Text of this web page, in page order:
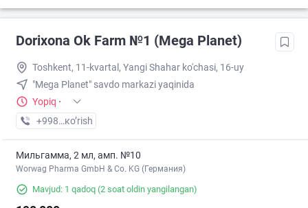
Dorixona Ok Farm №1 (Mega Planet)
Toshkent, 11-kvartal, Yangi Shahar ko'chasi, 16-uy
"Mega Planet" savdo markazi yaqinida
Yopiq ·
+998 (90) XXX-XX-XX
кo’rish
Мильгамма, 2 мл, амп. №10
Worwag Pharma GmbH & Co. KG (Германия)
Mavjud: 1 qadoq (2 soat oldin yangilangan)